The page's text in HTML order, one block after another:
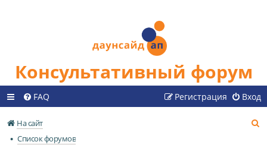
Консультативный форум
FAQ Вход
Регистрация
На сайт
Список форумов